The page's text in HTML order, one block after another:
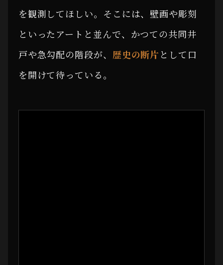
を観測してほしい。そこには、壁画や彫刻
といったアートと並んで、かつての共同井
戸や急勾配の階段が、 歴史の断片 として口
を開けて待っている。